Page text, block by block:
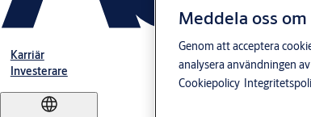
Karriär
Investerare
Meddela oss
Genom att acceptera
analysera användningen
Cookiepolicy